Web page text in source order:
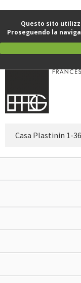
Questo sito
Proseguendo la
Casa Plastinin 1-